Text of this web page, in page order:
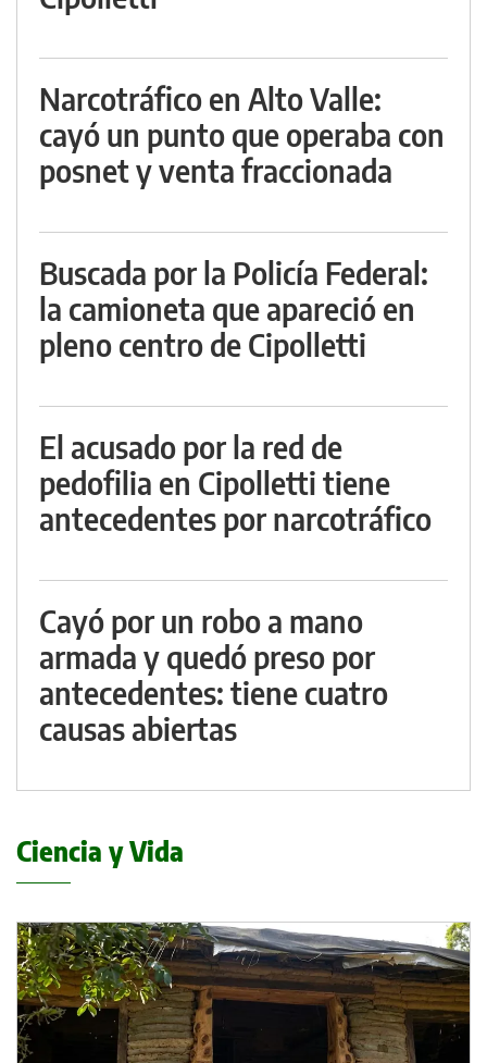
Narcotráfico en Alto Valle:
cayó un punto que operaba con
posnet y venta fraccionada
Buscada por la Policía Federal:
la camioneta que apareció en
pleno centro de Cipolletti
El acusado por la red de
pedofilia en Cipolletti tiene
antecedentes por narcotráfico
Cayó por un robo a mano
armada y quedó preso por
antecedentes: tiene cuatro
causas abiertas
Ciencia y Vida